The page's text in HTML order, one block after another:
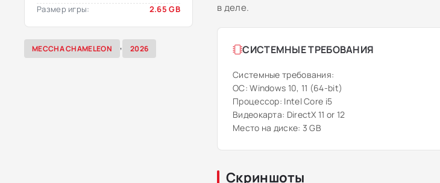
Размер игры:
2.65 GB
MECCHA CHAMELEON , 2026
в деле.
СИСТЕМНЫЕ ТРЕБОВАНИЯ
Системные требования:
ОС: Windows 10, 11 (64-bit)
Процессор: Intel Core i5
Видеокарта: DirectX 11 or 12
Место на диске: 3 GB
Скриншоты